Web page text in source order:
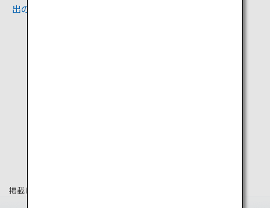
出の山公園
掲載している情報は2019年8月時点の情報です。